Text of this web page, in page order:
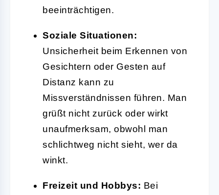
beeinträchtigen.
Soziale Situationen:
Unsicherheit beim Erkennen von
Gesichtern oder Gesten auf
Distanz kann zu
Missverständnissen führen. Man
grüßt nicht zurück oder wirkt
unaufmerksam, obwohl man
schlichtweg nicht sieht, wer da
winkt.
Freizeit und Hobbys: Bei